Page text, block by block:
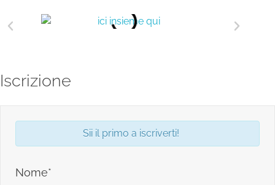
Iscrizione
Sii il primo a iscriverti!
Nome*